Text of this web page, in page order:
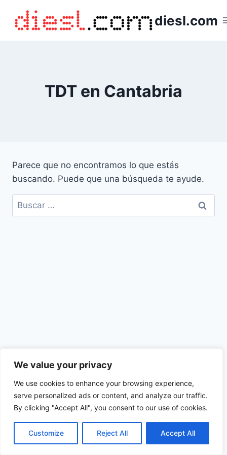
We value your privacy
We use cookies to enhance your browsing experience,
serve personalized ads or content, and analyze our traffic.
By clicking "Accept All", you consent to our use of cookies.
Customize Reject All Accept All
contenido
diesl.com
TDT en Cantabria
Parece que no encontramos lo que estás
buscando. Puede que una búsqueda te ayude.
Buscar:
© 2026 diesl.com - Tema para WordPress por
Kadence WP